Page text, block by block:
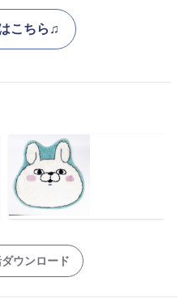
こちら♫
ウンロード